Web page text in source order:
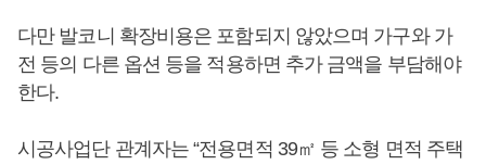
다만 발코니 확장비용은 포함되지 않았으며 가구와 가
전 등의 다른 옵션 등을 적용하면 추가 금액을 부담해야
한다.
시공사업단 관계자는 “전용면적 39㎡ 등 소형 면적 주택